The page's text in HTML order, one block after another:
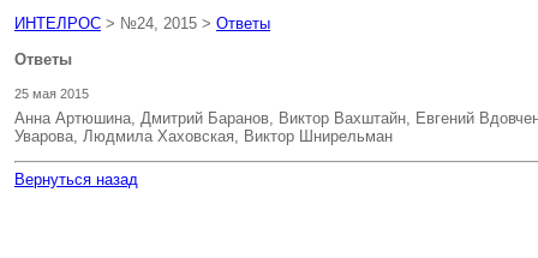
ИНТЕЛРОС > №24, 2015 > Ответы
Ответы
25 мая 2015
Анна Артюшина, Дмитрий Баранов, Виктор Вахштайн, Евгений
Уварова, Людмила Хаховская, Виктор Шнирельман
Вернуться назад